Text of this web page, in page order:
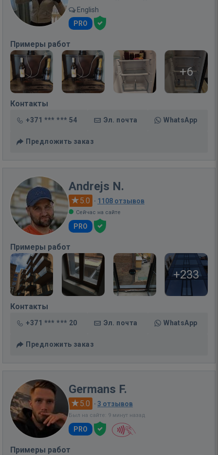
English
PRO
Примеры работ
+6
Контакты
+371 *** *** 54 Эл. почта WhatsApp
Предложить заказ
Andrejs N.
5.0 · 1108 отзывов
Сейчас на сайте
PRO
Примеры работ
+233
Контакты
+371 *** *** 20 Эл. почта WhatsApp
Предложить заказ
Germans F.
5.0 · 3 отзывов
Был на сайте: 9 минут назад
PRO
Примеры работ